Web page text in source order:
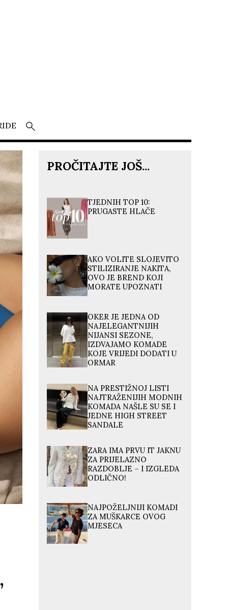
PROČITAJTE JOŠ...
TJEDNIH TOP 10:
PRUGASTE HLAČE
AKO VOLITE SLOJEVITO
STILIZIRANJE NAKITA,
OVO JE BREND KOJI
MORATE UPOZNATI
OKER JE JEDNA OD
NAJELEGANTNIJIH
NIJANSI SEZONE,
IZDVAJAMO KOMADE
KOJE VRIJEDI DODATI U
ORMAR
NA PRESTIŽNOJ LISTI
NAJTRAŽENIJIH MODNIH
KOMADA NAŠLE SU SE I
JEDNE HIGH STREET
SANDALE
ZARA IMA PRVU IT JAKNU
ZA PRIJELAZNO
RAZDOBLJE – I IZGLEDA
ODLIČNO!
NAJPOŽELJNIJI KOMADI
ZA MUŠKARCE OVOG
MJESECA